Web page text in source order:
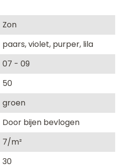
Zon
paars, violet, purper, lila
07
09
50
groen
Door bijen bevlogen
7/m²
30